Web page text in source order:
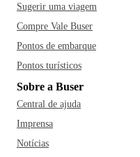
Sugerir uma viagem
Compre Vale Buser
Pontos de embarque
Pontos turísticos
Sobre a Buser
Central de ajuda
Imprensa
Notícias